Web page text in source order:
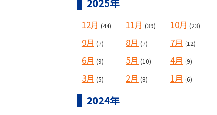
2025年
12月 (44) 11月 (39) 10月 (23)
9月 (7) 8月 (7) 7月 (12)
6月 (9) 5月 (10) 4月 (9)
3月 (5) 2月 (8) 1月 (6)
2024年